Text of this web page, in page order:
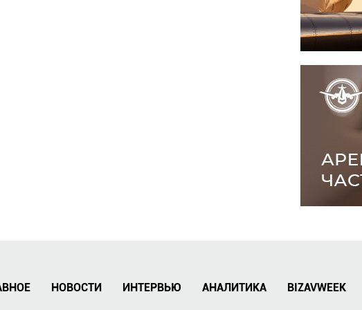
НОВОСТИ ИНТЕРВЬЮ АНАЛИТИКА BIZAVWEEK